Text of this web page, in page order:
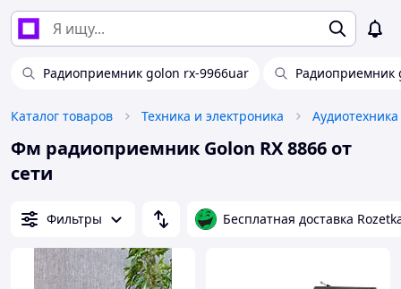
Радиоприемник golon rx-9966uar Радиоприемник
Каталог товаров Техника и электроника
Фм радиоприемник Golon RX 8866 от
сети
Фильтры Бесплатная доставка